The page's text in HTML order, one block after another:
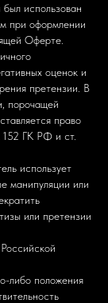
использован
при оформлении
Оферте.
оценок и
претензии. В
порочащей
право
152 ГК РФ и ст.
использует
манипуляции или
или претензии
либо положения